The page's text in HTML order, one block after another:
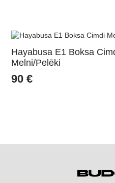
through
39 €
Hayabusa E1 Boksa
Melni/Pelēki
90 €